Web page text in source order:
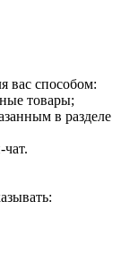
вас способом:
товары;
в разделе